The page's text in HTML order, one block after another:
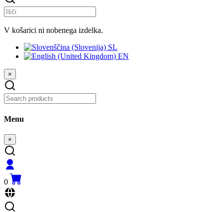
V košarici ni nobenega izdelka.
SL
EN
×
Menu
×
0